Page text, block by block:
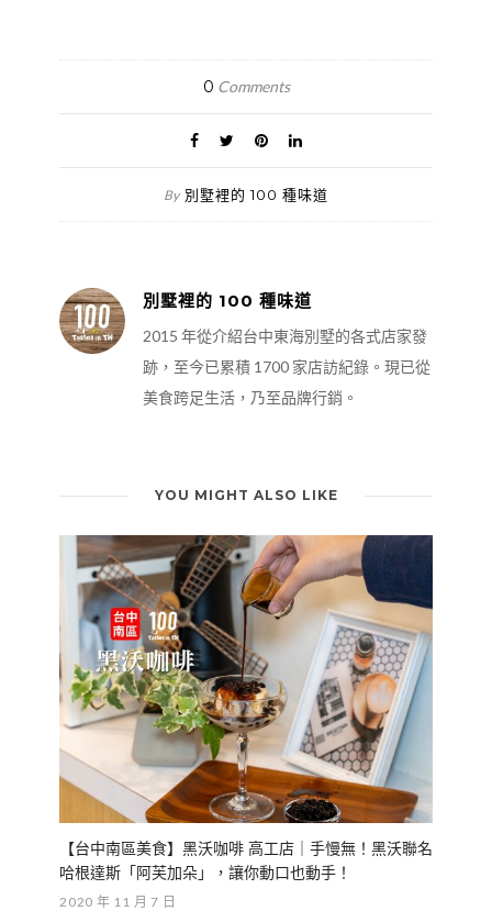
0 Comments
By 別墅裡的 100 種味道
別墅裡的 100 種味道
2015 年從介紹台中東海別墅的各式店家發
跡，至今已累積 1700 家店訪紀錄。現已從
美食跨足生活，乃至品牌行銷。
YOU MIGHT ALSO LIKE
【台中南區美食】黑沃咖啡 高工店｜手慢無！黑沃聯名
哈根達斯「阿芙加朵」，讓你動口也動手！
2020 年 11 月 7 日